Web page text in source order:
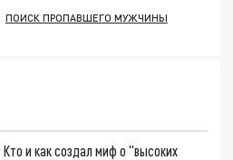
ПОИСК ПРОПАВШЕГО МУЖЧИНЫ
и как создал миф о "высоких